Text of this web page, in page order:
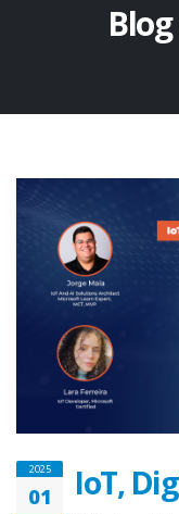
2025
01 IoT,